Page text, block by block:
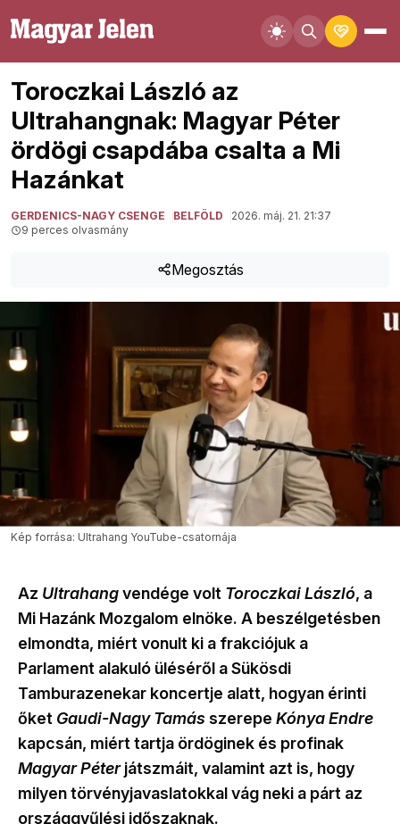
Toroczkai László az
Ultrahangnak: Magyar Péter
ördögi csapdába csalta a Mi
Hazánkat
GERDENICS-NAGY CSENGE BELFÖLD
2026. máj. 21. 21:37
9 perces olvasmány
Megosztás
Kép forrása: Ultrahang YouTube-csatornája
Az Ultrahangvendége volt Toroczkai László, a
Mi Hazánk Mozgalom elnöke. A beszélgetésben
elmondta, miért vonult ki a frakciójuk a
Parlament alakuló üléséről a Sükösdi
Tamburazenekar koncertje alatt, hogyan érinti
őket Gaudi-Nagy Tamás szerepe Kónya Endre
kapcsán, miért tartja ördöginek és profinak
Magyar Péterjátszmáit, valamint azt is, hogy
milyen törvényjavaslatokkal vág neki a párt az
országgyűlési időszaknak.